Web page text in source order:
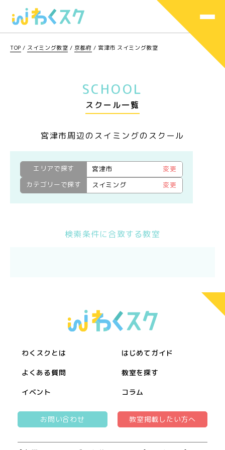
TOP / スイミング教室 / 京都府 / 宮津市 スイミング教室
SCHOOL
スクール一覧
宮津市周辺のスイミングのスクール
エリアで探す 宮津市
変更
カテゴリーで探す
スイミング 変更
検索条件に合致する教室
わくスクとは はじめてガイド
よくある質問 教室を探す
イベント コラム
お問い合わせ 教室掲載したい方へ